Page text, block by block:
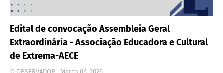
Edital de convocação Assembleia Geral
Extraordinária - Associação Educadora e Cultural
de Extrema-AECE
O OBSERVADOR Março 06, 2026